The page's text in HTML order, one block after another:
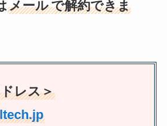
メールで解約できま
レス＞